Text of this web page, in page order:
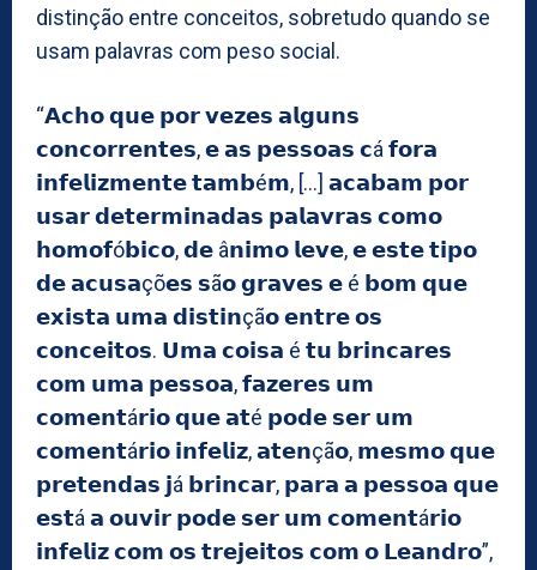
distinção entre conceitos, sobretudo quando se
usam palavras com peso social.
“𝗔𝗰𝗵𝗼 𝗾𝘂𝗲 𝗽𝗼𝗿 𝘃𝗲𝘇𝗲𝘀 𝗮𝗹𝗴𝘂𝗻𝘀
𝗰𝗼𝗻𝗰𝗼𝗿𝗿𝗲𝗻𝘁𝗲𝘀, 𝗲 𝗮𝘀 𝗽𝗲𝘀𝘀𝗼𝗮𝘀 𝗰á 𝗳𝗼𝗿𝗮
𝗶𝗻𝗳𝗲𝗹𝗶𝘇𝗺𝗲𝗻𝘁𝗲 𝘁𝗮𝗺𝗯é𝗺, […] 𝗮𝗰𝗮𝗯𝗮𝗺 𝗽𝗼𝗿
𝘂𝘀𝗮𝗿 𝗱𝗲𝘁𝗲𝗿𝗺𝗶𝗻𝗮𝗱𝗮𝘀 𝗽𝗮𝗹𝗮𝘃𝗿𝗮𝘀 𝗰𝗼𝗺𝗼
𝗵𝗼𝗺𝗼𝗳ó𝗯𝗶𝗰𝗼, 𝗱𝗲 â𝗻𝗶𝗺𝗼 𝗹𝗲𝘃𝗲, 𝗲 𝗲𝘀𝘁𝗲 𝘁𝗶𝗽𝗼
𝗱𝗲 𝗮𝗰𝘂𝘀𝗮çõ𝗲𝘀 𝘀ã𝗼 𝗴𝗿𝗮𝘃𝗲𝘀 𝗲 é 𝗯𝗼𝗺 𝗾𝘂𝗲
𝗲𝘅𝗶𝘀𝘁𝗮 𝘂𝗺𝗮 𝗱𝗶𝘀𝘁𝗶𝗻çã𝗼 𝗲𝗻𝘁𝗿𝗲 𝗼𝘀
𝗰𝗼𝗻𝗰𝗲𝗶𝘁𝗼𝘀. 𝗨𝗺𝗮 𝗰𝗼𝗶𝘀𝗮 é 𝘁𝘂 𝗯𝗿𝗶𝗻𝗰𝗮𝗿𝗲𝘀
𝗰𝗼𝗺 𝘂𝗺𝗮 𝗽𝗲𝘀𝘀𝗼𝗮, 𝗳𝗮𝘇𝗲𝗿𝗲𝘀 𝘂𝗺
𝗰𝗼𝗺𝗲𝗻𝘁á𝗿𝗶𝗼 𝗾𝘂𝗲 𝗮𝘁é 𝗽𝗼𝗱𝗲 𝘀𝗲𝗿 𝘂𝗺
𝗰𝗼𝗺𝗲𝗻𝘁á𝗿𝗶𝗼 𝗶𝗻𝗳𝗲𝗹𝗶𝘇, 𝗮𝘁𝗲𝗻çã𝗼, 𝗺𝗲𝘀𝗺𝗼 𝗾𝘂𝗲
𝗽𝗿𝗲𝘁𝗲𝗻𝗱𝗮𝘀 𝗷á 𝗯𝗿𝗶𝗻𝗰𝗮𝗿, 𝗽𝗮𝗿𝗮 𝗮 𝗽𝗲𝘀𝘀𝗼𝗮 𝗾𝘂𝗲
𝗲𝘀𝘁á 𝗮 𝗼𝘂𝘃𝗶𝗿 𝗽𝗼𝗱𝗲 𝘀𝗲𝗿 𝘂𝗺 𝗰𝗼𝗺𝗲𝗻𝘁á𝗿𝗶𝗼
𝗶𝗻𝗳𝗲𝗹𝗶𝘇 𝗰𝗼𝗺 𝗼𝘀 𝘁𝗿𝗲𝗷𝗲𝗶𝘁𝗼𝘀 𝗰𝗼𝗺 𝗼 𝗟𝗲𝗮𝗻𝗱𝗿𝗼”,